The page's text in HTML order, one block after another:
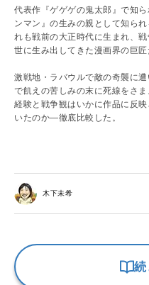
代表作『ゲゲゲの鬼太郎』で知
ンマン』の生みの親として知ら
れも戦前の大正時代に生まれ、
世に生み出してきた漫画界の巨匠
激戦地・ラバウルで敵の奇襲に
で飢えの苦しみの末に死線をさ
経験と戦争観はいかに作品に反
いたのか―徹底比較した。
木下未希